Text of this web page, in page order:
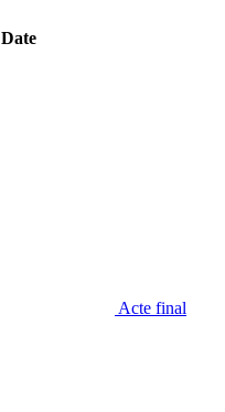
Date
Acte final